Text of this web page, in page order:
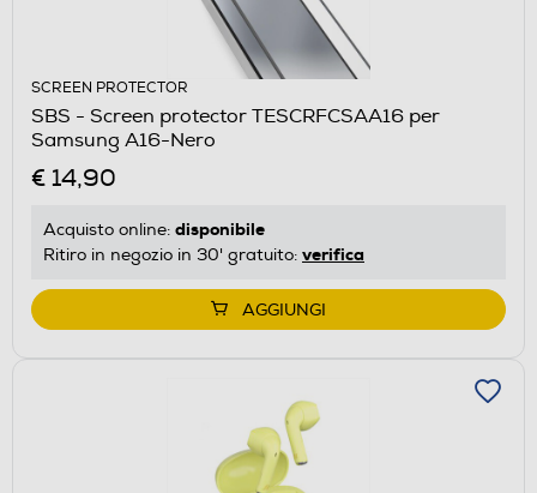
SCREEN PROTECTOR
SBS - Screen protector TESCRFCSAA16 per
Samsung A16-Nero
€ 14,90
Acquisto online: disponibile
Ritiro in negozio in 30' gratuito: verifica
AGGIUNGI